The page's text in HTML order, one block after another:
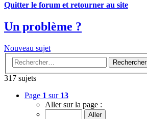
Quitter le forum et retourner au site
Un problème ?
Nouveau sujet
Rechercher
317 sujets
Page 1 sur 13
Aller sur la page :